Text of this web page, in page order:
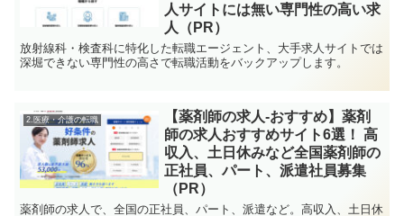
人サイトには無い専門性の高い求
人（PR）
放射線科・検査科に特化した転職エージェント、大手求人サイトでは
深堀できない専門性の高さで転職活動をバックアップします。
2.医療・介護の転職
【薬剤師の求人-おすすめ】薬剤
師の求人おすすめサイト6選！ 高
収入、土日休みなど全国薬剤師の
正社員、パート、派遣社員募集
（PR）
薬剤師の求人で、全国の正社員、パート、派遣など。高収入、土日休